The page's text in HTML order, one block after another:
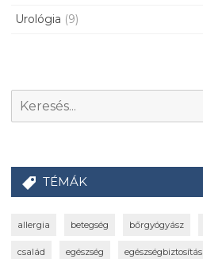
Urológia (9)
TÉMÁK
allergia betegség bőrgyógyász
család egészség egészségbiztosítás